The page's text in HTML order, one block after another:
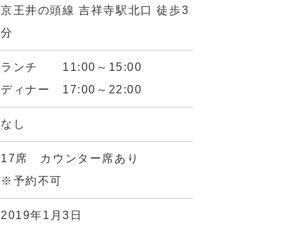
京王井の頭線 吉祥寺駅北口 徒歩3
分
ランチ 11:00～15:00
ディナー 17:00～22:00
なし
17席 カウンター席あり
※予約不可
2019年1月3日